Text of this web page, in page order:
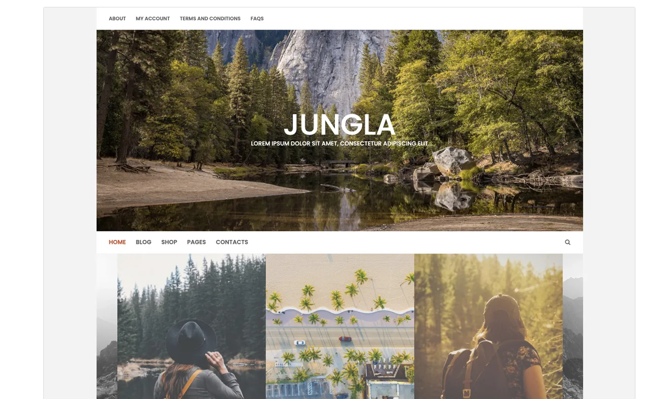
Dieses Theme ist kostenlos, bietet aber zusätzliche
kostenpflichtige kommerzielle Upgrades oder
Support an.
VorschauHerunterladen
Dies ist ein untergeordnetes Theme von
Savana Lite.
Version
Zuletzt aktualisiert
Aktive Installationen
PHP-Version